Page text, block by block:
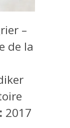
–
de la
2017